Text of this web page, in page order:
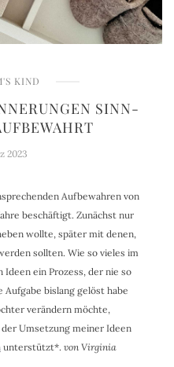
KIND
SINN-
2023
Aufbewahren von
beschäftigt. Zunächst nur
wollte, später mit denen,
sollten. Wie so vieles im
Ideen ein Prozess, der nie so
Aufgabe bislang gelöst habe
verändern möchte,
Umsetzung meiner Ideen
unterstützt*. von Virginia